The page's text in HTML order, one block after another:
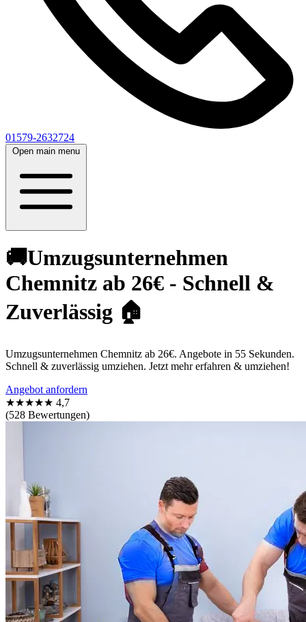
01579-2632724
Open main menu
🚚Umzugsunternehmen
Chemnitz ab 26€ - Schnell &
Zuverlässig 🏠
Umzugsunternehmen Chemnitz ab 26€. Angebote in 55 Sekunden.
Schnell & zuverlässig umziehen. Jetzt mehr erfahren & umziehen!
Angebot anfordern
★★★★★ 4,7
(528 Bewertungen)